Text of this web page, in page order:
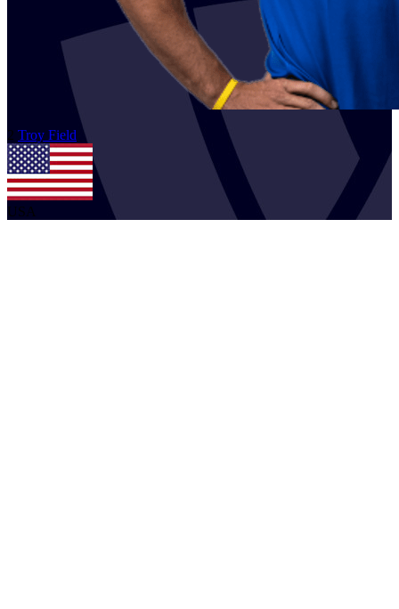
2 Troy Field
USA